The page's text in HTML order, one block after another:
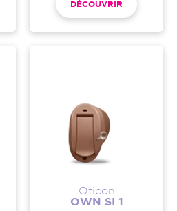
DÉCOUVRIR
Oticon
OWN SI 1